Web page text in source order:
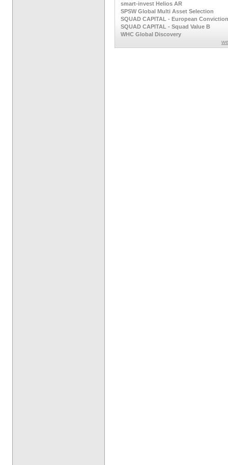
smart-invest Helios AR
SPSW Global Multi Asset Selection
SQUAD CAPITAL - European
SQUAD CAPITAL - Squad Value B
WHC Global Discovery